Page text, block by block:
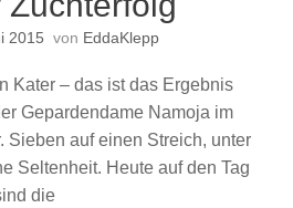
2015 von EddaKlepp
Kater – das ist das Ergebnis
Gepardendame Namoja im
Sieben auf einen Streich, unter
Seltenheit. Heute auf den Tag
die